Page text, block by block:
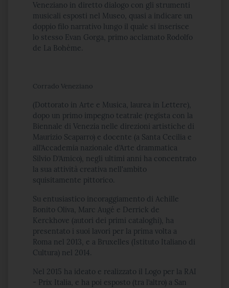
Veneziano in diretto dialogo con gli strumenti
musicali esposti nel Museo, quasi a indicare un
doppio filo narrativo lungo il quale si inserisce
lo stesso Evan Gorga, primo acclamato Rodolfo
de La Bohème.
Corrado Veneziano
(Dottorato in Arte e Musica, laurea in Lettere),
dopo un primo impegno teatrale (regista con la
Biennale di Venezia nelle direzioni artistiche di
Maurizio Scaparro) e docente (a Santa Cecilia e
all’Accademia nazionale d’Arte drammatica
Silvio D’Amico), negli ultimi anni ha concentrato
la sua attività creativa nell'ambito
squisitamente pittorico.
Su entusiastico incoraggiamento di Achille
Bonito Oliva, Marc Augé e Derrick de
Kerckhove (autori dei primi cataloghi), ha
presentato i suoi lavori per la prima volta a
Roma nel 2013, e a Bruxelles (Istituto Italiano di
Cultura) nel 2014.
Nel 2015 ha ideato e realizzato il Logo per la RAI
- Prix Italia, e ha poi esposto (tra l’altro) a San